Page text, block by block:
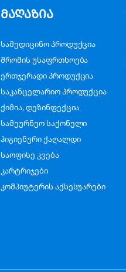
მაღაზია
სამედიცინო პროდუქცია
შრომის უსაფრთხოება
ერთჯერადი პროდუქცია
საკანცელარიო პროდუქცია
ქიმია, დეზინფექცია
სამეურნეო საქონელი
ჰიგიენური ქაღალდი
საოფისე კვება
კარტრიჯები
კომპიუტერის აქსესუარები